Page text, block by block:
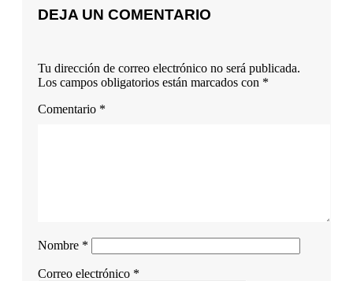
DEJA UN COMENTARIO
Tu dirección de correo electrónico no será publicada.
Los campos obligatorios están marcados con *
Comentario *
Nombre *
Correo electrónico *